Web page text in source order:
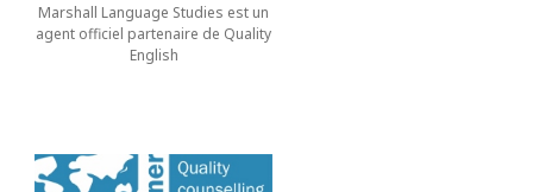
Marshall Language Studies est un
agent officiel partenaire de Quality
English